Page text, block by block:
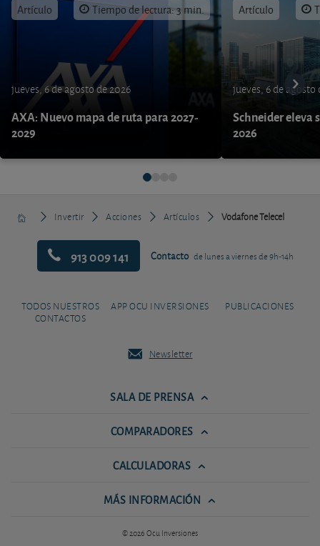
Artículo Tiempo de lectura: 3 min.
jueves, 6 de agosto de 2026
AXA: Nuevo mapa de ruta para 2027-
2029
Artículo
jueves, 6 de agosto
Schneider eleva
2026
Invertir Acciones Artículos Vodafone Telecel
913 009 141 Contacto de lunes a viernes de 9h-14h
TODOS NUESTROS
CONTACTOS
APP OCU INVERSIONES PUBLICACIONES
Newsletter
SALA DE PRENSA
COMPARADORES
CALCULADORAS
MÁS INFORMACIÓN
© 2026 Ocu Inversiones